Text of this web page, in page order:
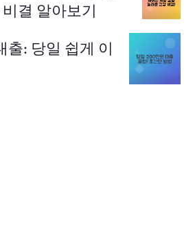
결 알아보기
: 당일 쉽게 이